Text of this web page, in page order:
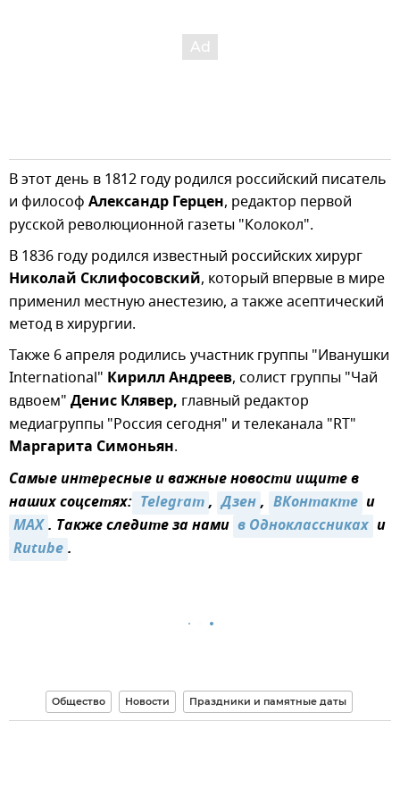
В этот день в 1812 году родился российский писатель
и философ Александр Герцен, редактор первой
русской революционной газеты "Колокол".
В 1836 году родился известный российских хирург
Николай Склифосовский, который впервые в мире
применил местную анестезию, а также асептический
метод в хирургии.
Также 6 апреля родились участник группы "Иванушки
International" Кирилл Андреев, солист группы "Чай
вдвоем" Денис Клявер, главный редактор
медиагруппы "Россия сегодня" и телеканала "RT"
Маргарита Симоньян.
Самые интересные и важные новости ищите в
наших соцсетях: Telegram, Дзен, ВКонтакте и
MAX. Также следите за нами в Одноклассниках и
Rutube.
Общество Новости Праздники и памятные даты